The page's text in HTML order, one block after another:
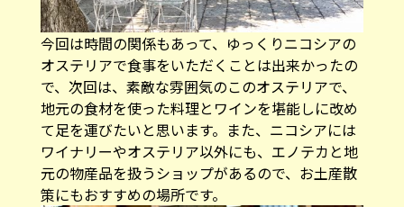
今回は時間の関係もあって、ゆっくりニコシアの
オステリアで食事をいただくことは出来かったの
で、次回は、素敵な雰囲気のこのオステリアで、
地元の食材を使った料理とワインを堪能しに改め
て足を運びたいと思います。また、ニコシアには
ワイナリーやオステリア以外にも、エノテカと地
元の物産品を扱うショップがあるので、お土産散
策にもおすすめの場所です。